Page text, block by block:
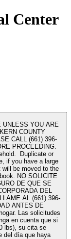
Center
UNLESS YOU ARE
COUNTY
CALL (661) 396-
PROCEEDING.
Duplicate or
if you have a large
will be moved to the
DE QUE SE
DEL
AL (661) 396-
ANTES DE
Las solicitudes
en cuenta que si
lbs), su cita se
del día que haya